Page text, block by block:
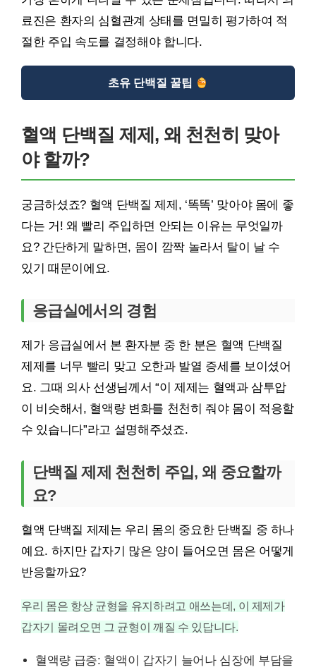
료진은 환자의 심혈관계 상태를 면밀히 평가하여 적
절한 주입 속도를 결정해야 합니다.
초유 단백질 꿀팁
혈액 단백질 제제, 왜 천천히 맞아
야 할까?
궁금하셨죠? 혈액 단백질 제제, ‘똑똑’ 맞아야 몸에 좋
다는 거! 왜 빨리 주입하면 안되는 이유는 무엇일까
요? 간단하게 말하면, 몸이 깜짝 놀라서 탈이 날 수
있기 때문이에요.
응급실에서의 경험
제가 응급실에서 본 환자분 중 한 분은 혈액 단백질
제제를 너무 빨리 맞고 오한과 발열 증세를 보이셨어
요. 그때 의사 선생님께서 “이 제제는 혈액과 삼투압
이 비슷해서, 혈액량 변화를 천천히 줘야 몸이 적응할
수 있습니다”라고 설명해주셨죠.
단백질 제제 천천히 주입, 왜 중요할까
요?
혈액 단백질 제제는 우리 몸의 중요한 단백질 중 하나
예요. 하지만 갑자기 많은 양이 들어오면 몸은 어떻게
반응할까요?
우리 몸은 항상 균형을 유지하려고 애쓰는데, 이 제제가
갑자기 몰려오면 그 균형이 깨질 수 있답니다.
혈액량 급증: 혈액이 갑자기 늘어나 심장에 부담을